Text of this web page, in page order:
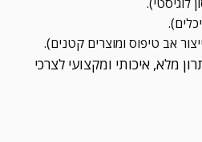
אב טיפוס ומוצרים קטנים).
מלא, איכותי ומקצועי לצרכי